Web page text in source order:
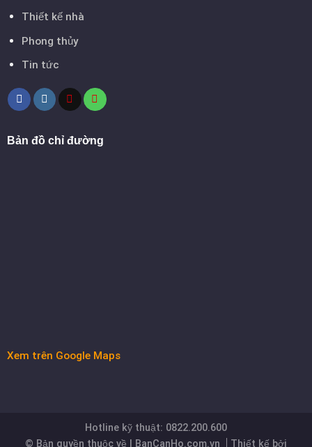
Thiết kế nhà
Phong thủy
Tin tức
Bản đồ chỉ đường
Xem trên Google Maps
Hotline kỹ thuật: 0822.200.600
© Bản quyền thuộc về | BanCanHo.com.vn
Thiết kế bởi